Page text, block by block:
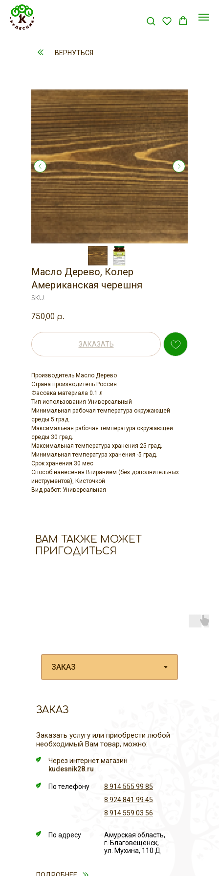
ВЕРНУТЬСЯ
Масло Дерево, Колер
Американская черешня
SKU:
750,00 р.
ЗАКАЗАТЬ
Производитель Масло Дерево
Страна производитель Россия
Фасовка материала 0.1 л
Тип использования Универсальный
Минимальная рабочая температура окружающей
среды 5 град.
Максимальная рабочая температура окружающей
среды 30 град.
Максимальная температура хранения 25 град.
Минимальная температура хранения -5 град.
Срок хранения 30 мес
Способ нанесения Втиранием (без дополнительных
инструментов), Кисточкой
Вид работ: Универсальная
ВАМ ТАКЖЕ МОЖЕТ
ПРИГОДИТЬСЯ
ЗАКАЗ
Амурская область,
г. Благовещенск,
ул. Мухина, 110 Д
8 914 555 99 85
8 924 841 99 45
По телефону
По адресу
8 914 559 03 56
Через интернет магазин
kudesnik28.ru
Заказать услугу или приобрести любой
необходимый Вам товар, можно: